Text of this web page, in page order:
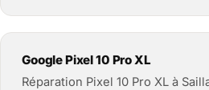
Google Pixel 10 Pro XL
Réparation Pixel 10 Pro XL à